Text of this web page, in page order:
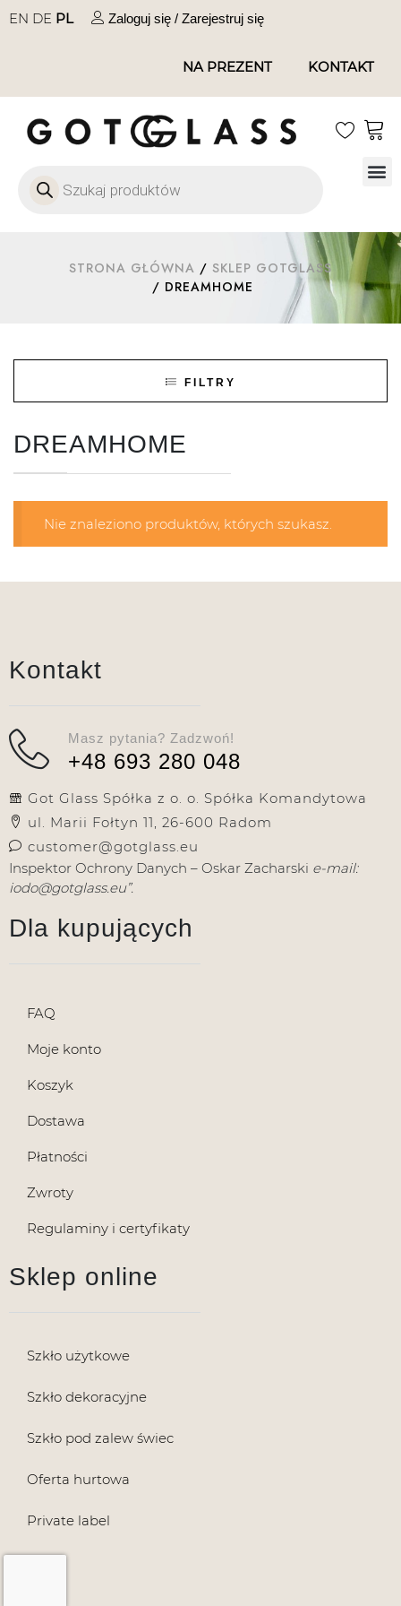
EN DE PL Zaloguj się / Zarejestruj się
NA PREZENT KONTAKT
STRONA GŁÓWNA / SKLEP GOTGLASS
/ DREAMHOME
DREAMHOME
Nie znaleziono produktów, których szukasz.
FILTRY
Kontakt
Masz pytania? Zadzwoń!
+48 693 280 048
Got Glass Spółka z o. o. Spółka Komandytowa
ul. Marii Fołtyn 11, 26-600 Radom
customer@gotglass.eu
Inspektor Ochrony Danych – Oskar Zacharski e-mail:
iodo@gotglass.eu”.
Dla kupujących
FAQ
Moje konto
Koszyk
Dostawa
Płatności
Zwroty
Regulaminy i certyfikaty
Sklep online
Szkło użytkowe
Szkło dekoracyjne
Szkło pod zalew świec
Oferta hurtowa
Private label